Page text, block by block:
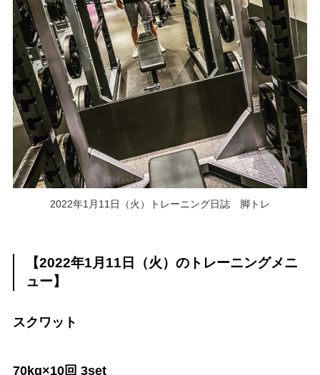
2022年1月11日（火）トレーニング日誌 脚トレ
【2022年1月11日（火）のトレーニングメニ
ュー】
スクワット
70kg×10回 3set